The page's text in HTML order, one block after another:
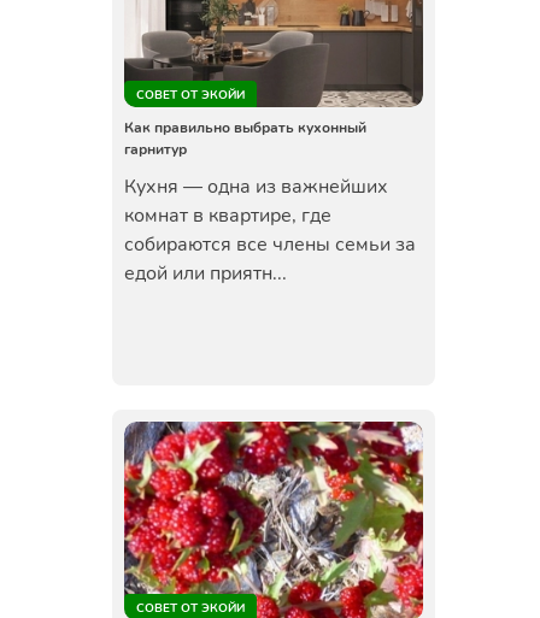
СОВЕТ ОТ ЭКОЙИ
Как правильно выбрать кухонный
гарнитур
Кухня — одна из важнейших
комнат в квартире, где
собираются все члены семьи за
едой или приятн...
СОВЕТ ОТ ЭКОЙИ